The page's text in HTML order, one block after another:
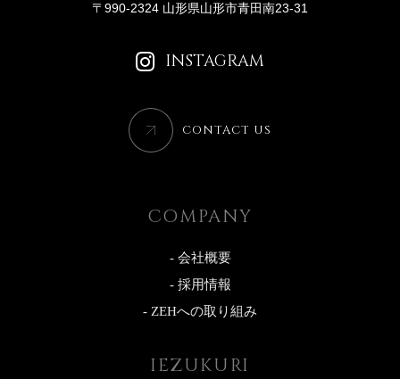
〒990-2324 山形県山形市青田南23-31
INSTAGRAM
CONTACT US
COMPANY
- 会社概要
- 採用情報
- ZEHへの取り組み
IEZUKURI